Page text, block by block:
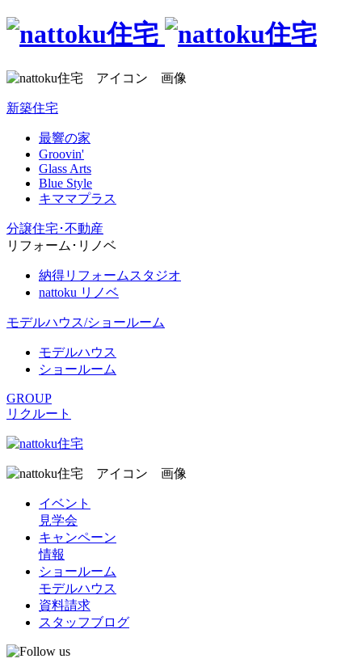
新築住宅
最響の家
Groovin'
Glass Arts
Blue Style
キママプラス
分譲住宅･不動産
リフォーム･リノベ
納得リフォームスタジオ
nattoku リノベ
モデルハウス/ショールーム
モデルハウス
ショールーム
GROUP
リクルート
イベント
見学会
キャンペーン
情報
ショールーム
モデルハウス
資料請求
スタッフブログ